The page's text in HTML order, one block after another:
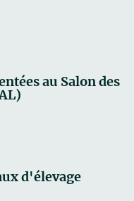
au Salon des
d'élevage